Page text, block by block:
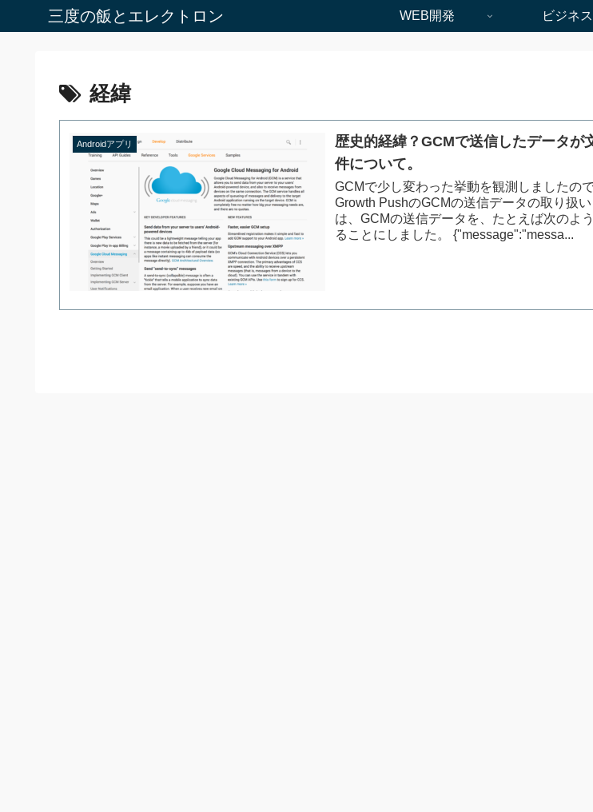
三度の飯とエレクトロン WEB開発 ビジネス
経緯
Androidアプリ
歴史的経緯？GCMで送信したデータが
件について。
GCMで少し変わった挙動を観測しましたので
Growth PushのGCMの送信データの取り扱
は、GCMの送信データを、たとえば次のよ
ることにしました。 {"message":"messa...